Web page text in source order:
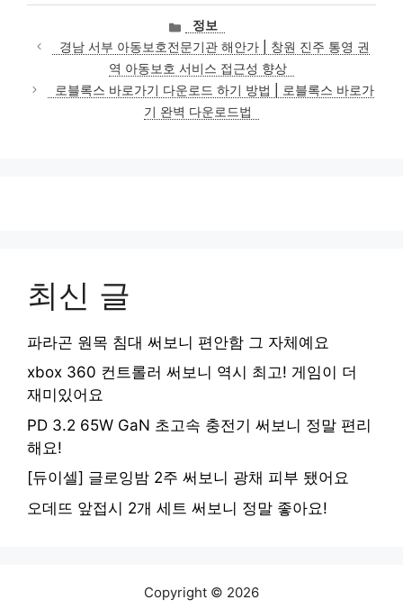
카
테
고
리
정보
경남 서부 아동보호전문기관 해안가 | 창원 진주 통영 권
역 아동보호 서비스 접근성 향상
로블록스 바로가기 다운로드 하기 방법 | 로블록스 바로가
기 완벽 다운로드법
최신 글
파라곤 원목 침대 써보니 편안함 그 자체예요
xbox 360 컨트롤러 써보니 역시 최고! 게임이 더
재미있어요
PD 3.2 65W GaN 초고속 충전기 써보니 정말 편리
해요!
[듀이셀] 글로잉밤 2주 써보니 광채 피부 됐어요
오데뜨 앞접시 2개 세트 써보니 정말 좋아요!
Copyright © 2026